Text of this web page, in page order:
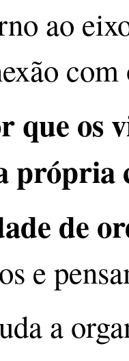
ao
que os
própria
de
e
a